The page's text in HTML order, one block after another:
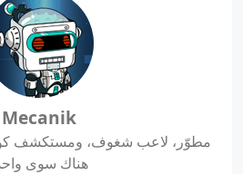
Mecanik
مطوّر، لاعب شغوف، ومستكشف
هناك سوى